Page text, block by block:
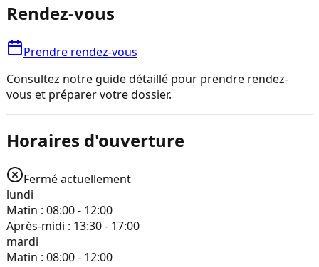
Rendez-vous
Prendre rendez-vous
Consultez notre guide détaillé pour prendre rendez-
vous et préparer votre dossier.
Horaires d'ouverture
Fermé actuellement
lundi
Matin : 08:00 - 12:00
Après-midi : 13:30 - 17:00
mardi
Matin : 08:00 - 12:00